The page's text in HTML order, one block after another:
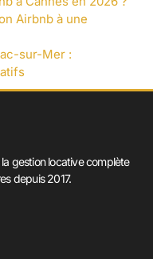
Airbnb à une
sur-Mer :
gestion locative complète
depuis 2017.